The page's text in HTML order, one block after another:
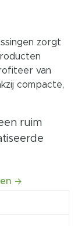
zorgt
van
compacte,
ruim